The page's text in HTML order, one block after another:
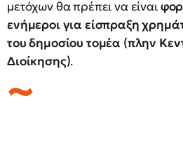
μετόχων θα πρέπει να είναι
ενήμεροι για είσπραξη
του δημοσίου τομέα (πλην
Διοίκησης).